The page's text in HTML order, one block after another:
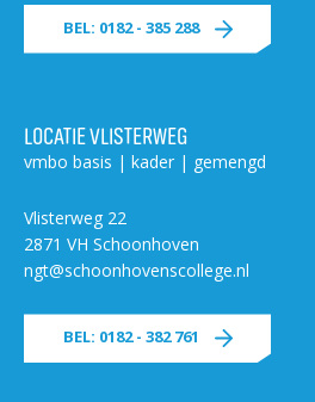
BEL: 0182 - 385 288
LOCATIE VLISTERWEG
vmbo basis | kader | gemengd
Vlisterweg 22
2871 VH Schoonhoven
ngt@schoonhovenscollege.nl
BEL: 0182 - 382 761